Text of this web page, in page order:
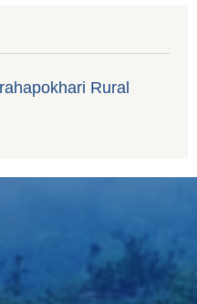
Rural